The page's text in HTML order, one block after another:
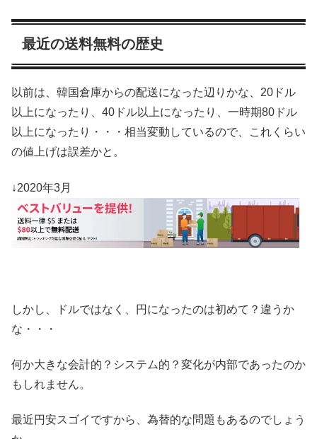
最近の送料無料の歴史
以前は、韓国倉庫からの配送になった辺りかな、20ドル
以上になったり、40ドル以上になったり、一時期80ドル
以上になったり・・・相当変動しているので、これくらい
の値上げは誤差かと。
↓2020年3月
しかし、ドルではなく、円になったのは初めて？違うか
な・・・
何か大きな会計的？システム的？変化が内部であったのか
もしれません。
最近円安スゴイですから、為替的な問題もあるのでしょう